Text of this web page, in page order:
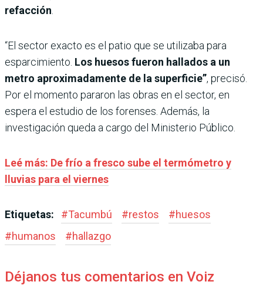
refacción
“El sector exacto es el patio que se utilizaba para
esparcimiento. Los huesos fueron hallados a un
metro aproximadamente de la superficie”, precisó.
Por el momento pararon las obras en el sector, en
espera el estudio de los forenses. Además, la
investigación queda a cargo del Ministerio Público.
Leé más: De frío a fresco sube el termómetro y
lluvias para el viernes
Etiquetas: #Tacumbú #restos #huesos
#humanos #hallazgo
Déjanos tus comentarios en Voiz